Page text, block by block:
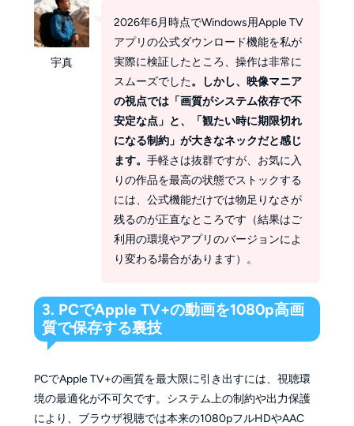
宇真
2026年6月時点でWindows用Apple TV
アプリの公式ダウンロード機能を私が
実際に検証したところ、操作は非常に
スムーズでした。しかし、映像マニア
の視点では「画質がシステム依存で不
安定な点」と、「観たい時に期限切れ
になる制約」が大きなネックだと感じ
ます。手軽さは抜群ですが、お気に入
りの作品を最高の状態でストックする
には、公式機能だけでは物足りなさが
残るのが正直なところです（結果はご
利用の環境やアプリのバージョンによ
り変わる場合があります）。
3. PCでApple TV+の動画を1080p高画
質で保存する裏技
PCでApple TV+の画質を最大限に引き出すには、視聴環
境の最適化が不可欠です。システム上の制約や出力保護
により、ブラウザ視聴では本来の1080pフルHDやAAC